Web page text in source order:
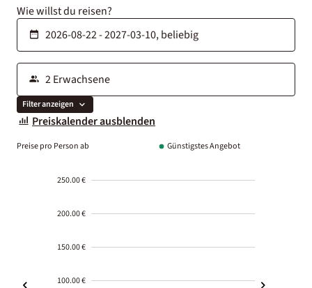
Wie willst du reisen?
Filter anzeigen
Preiskalender ausblenden
Preise pro Person ab Günstigstes Angebot
250.00 €
200.00 €
150.00 €
100.00 €